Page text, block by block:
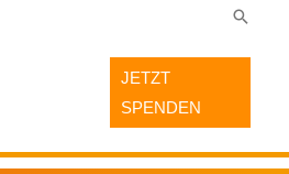
JETZT
SPENDEN